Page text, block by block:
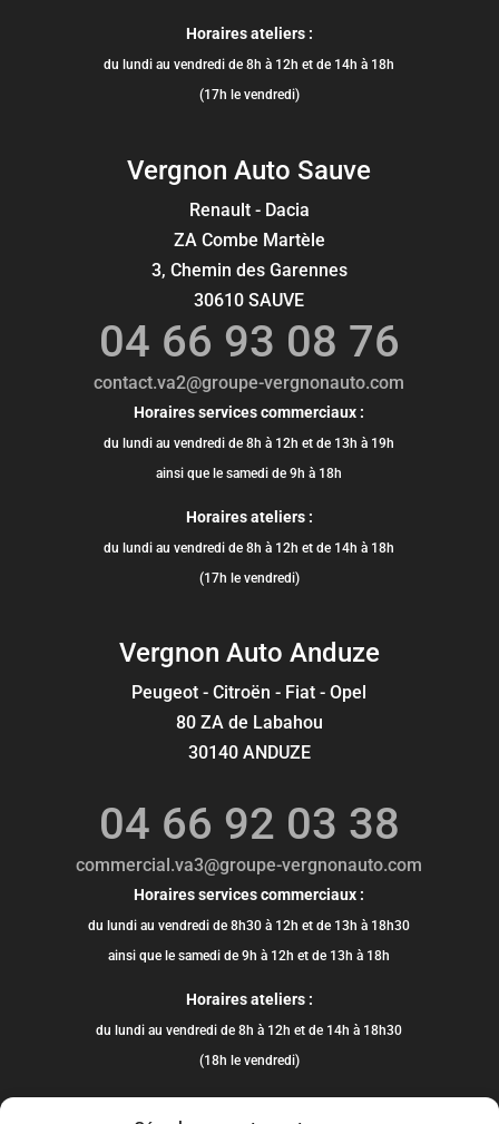
Horaires ateliers :
du lundi au vendredi de 8h à 12h et de 14h à 18h
(17h le vendredi)
Vergnon Auto Sauve
Renault - Dacia
ZA Combe Martèle
3, Chemin des Garennes
30610 SAUVE
04 66 93 08 76
contact.va2@groupe-vergnonauto.com
Horaires services commerciaux :
du lundi au vendredi de 8h à 12h et de 13h à 19h
ainsi que le samedi de 9h à 18h
Horaires ateliers :
du lundi au vendredi de 8h à 12h et de 14h à 18h
(17h le vendredi)
Vergnon Auto Anduze
Peugeot - Citroën - Fiat - Opel
80 ZA de Labahou
30140 ANDUZE
04 66 92 03 38
commercial.va3@groupe-vergnonauto.com
Horaires services commerciaux :
du lundi au vendredi de 8h30 à 12h et de 13h à 18h30
ainsi que le samedi de 9h à 12h et de 13h à 18h
Horaires ateliers :
du lundi au vendredi de 8h à 12h et de 14h à 18h30
(18h le vendredi)